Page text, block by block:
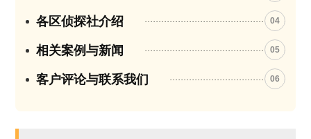
各区侦探社介绍 04
相关案例与新闻 05
客户评论与联系我们 06